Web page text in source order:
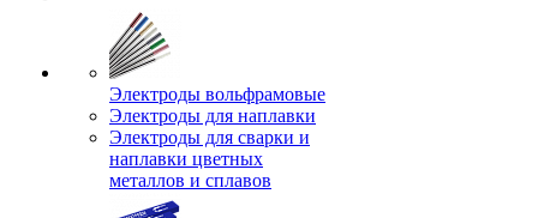
Электроды вольфрамовые
Электроды для наплавки
Электроды для сварки и
наплавки цветных
металлов и сплавов